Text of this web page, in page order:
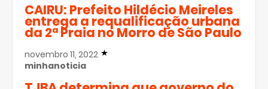
CAIRU: Prefeito Hildécio Meireles
entrega a requalificação urbana
da 2ª Praia no Morro de São Paulo
novembro 11, 2022
minhanoticia